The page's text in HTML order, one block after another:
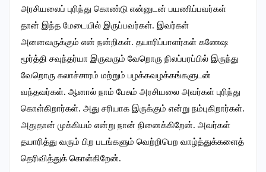
அரசியலைப் புரிந்து கொண்டு என்னுடன் பயணிப்பவர்கள்
தான் இந்த மேடையில் இருப்பவர்கள். இவர்கள்
அனைவருக்கும் என் நன்றிகள். தயாரிப்பாளர்கள் கணேஷ
மூர்த்தி சவுந்தர்யா இருவரும் வேறொரு நிலப்பரப்பில் இருந்து
வேறொரு கலாச்சாரம் மற்றும் பழக்கவழக்கங்களுடன்
வந்தவர்கள். ஆனால் நாம் பேசும் அரசியலை அவர்கள் புரிந்து
கொள்கிறார்கள். அது சரியாக இருக்கும் என்று நம்புகிறார்கள்.
அதுதான் முக்கியம் என்று நான் நினைக்கிறேன். அவர்கள்
தயாரித்து வரும் பிற படங்களும் வெற்றிபெற வாழ்த்துக்களைத்
தெரிவித்துக் கொள்கிறேன்.